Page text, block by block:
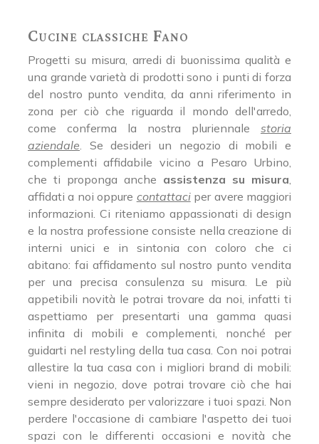
Cucine classiche Fano
Progetti su misura, arredi di buonissima qualità e
una grande varietà di prodotti sono i punti di forza
del nostro punto vendita, da anni riferimento in
zona per ciò che riguarda il mondo dell'arredo,
come conferma la nostra pluriennale storia
aziendale . Se desideri un negozio di mobili e
complementi affidabile vicino a Pesaro Urbino,
che ti proponga anche assistenza su misura
affidati a noi oppure contattaciper avere maggiori
informazioni. Ci riteniamo appassionati di design
e la nostra professione consiste nella creazione di
interni unici e in sintonia con coloro che ci
abitano: fai affidamento sul nostro punto vendita
per una precisa consulenza su misura. Le più
appetibili novità le potrai trovare da noi, infatti ti
aspettiamo per presentarti una gamma quasi
infinita di mobili e complementi, nonché per
guidarti nel restyling della tua casa. Con noi potrai
allestire la tua casa con i migliori brand di mobili:
vieni in negozio, dove potrai trovare ciò che hai
sempre desiderato per valorizzare i tuoi spazi. Non
perdere l'occasione di cambiare l'aspetto dei tuoi
spazi con le differenti occasioni e novità che